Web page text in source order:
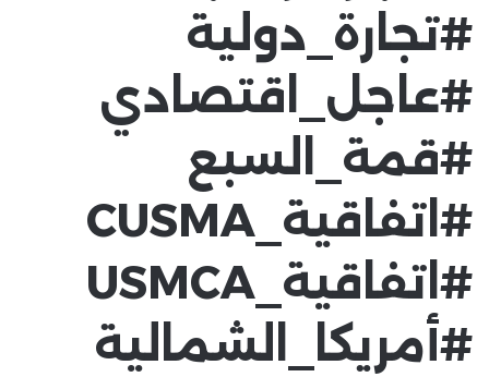
#تجارة_دولية
#عاجل_اقتصادي
#قمة_السبع
#اتفاقية_CUSMA
#اتفاقية_USMCA
#أمريكا_الشمالية